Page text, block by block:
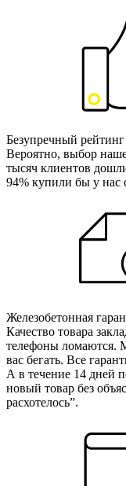
Безупречный
Вероятно, выбор
тысяч клиентов
94% купили бы у нас
Железобетонная
Качество товара
телефоны ломаются.
вас бегать. Все
А в течение 14 дней
новый товар без
расхотелось”.